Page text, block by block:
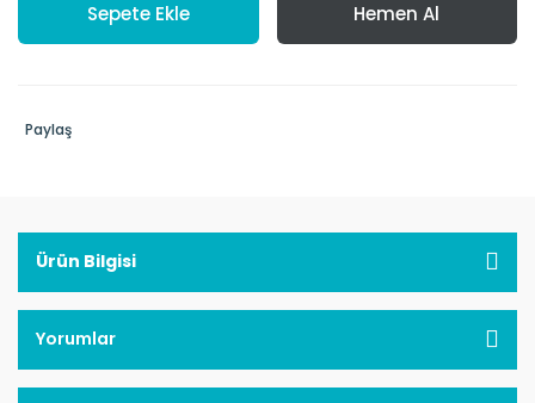
Sepete Ekle Hemen Al
Paylaş
Ürün Bilgisi
Yorumlar